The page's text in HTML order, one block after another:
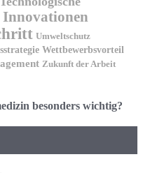
Innovationen
Umweltschutz
Wettbewerbsvorteil
Zukunft der Arbeit
besonders wichtig?